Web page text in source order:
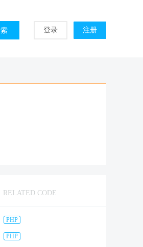
登录 注册
RELATED CODE
PHP
PHP